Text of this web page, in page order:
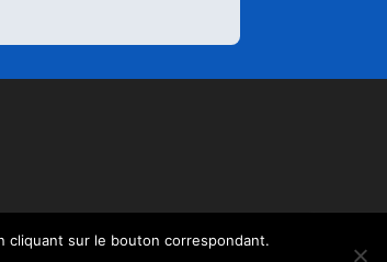
cliquant sur le bouton correspondant.